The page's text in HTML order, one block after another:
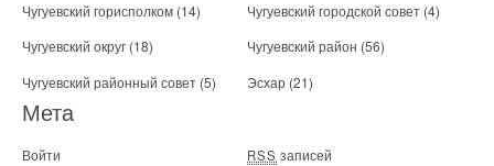
Чугуевский горисполком (14) Чугуевский городской совет (4)
Чугуевский округ (18) Чугуевский район (56)
Чугуевский районный совет (5) Эсхар (21)
Мета
Войти RSS записей